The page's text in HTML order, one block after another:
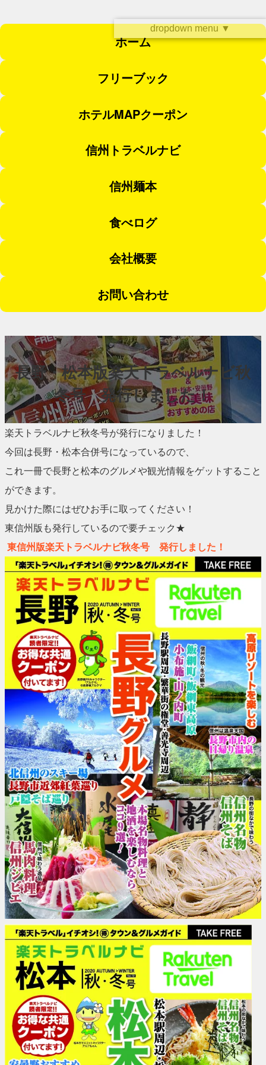
ホーム
フリーブック
ホテルMAPクーポン
信州トラベルナビ
信州麺本
食べログ
会社概要
お問い合わせ
長野・松本版楽天トラベルナビ秋
冬号 発行しました！
楽天トラベルナビ秋冬号が発行になりました！
今回は長野・松本合併号になっているので、
これ一冊で長野と松本のグルメや観光情報をゲットすること
ができます。
見かけた際にはぜひお手に取ってください！
東信州版も発行しているので要チェック★
東信州版楽天トラベルナビ秋冬号 発行しました！
dropdown menu ▼